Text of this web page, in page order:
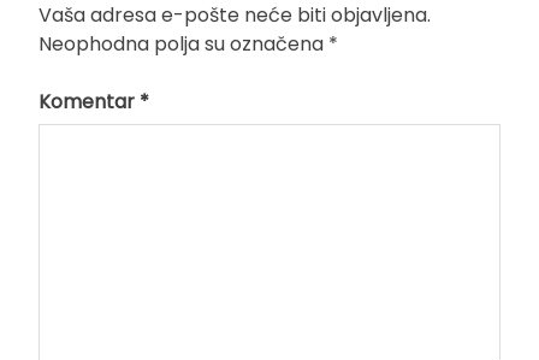
Vaša adresa e-pošte neće biti objavljena.
Neophodna polja su označena *
Komentar *